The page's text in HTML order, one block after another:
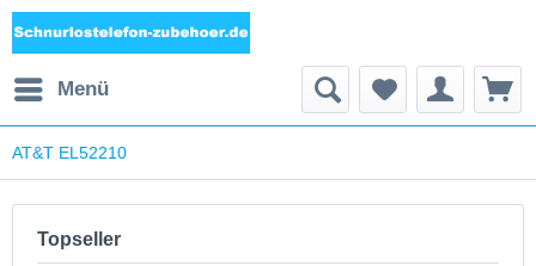
Menü
AT&T EL52210
Topseller